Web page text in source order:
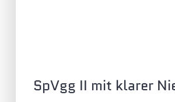
SpVgg II mit klarer